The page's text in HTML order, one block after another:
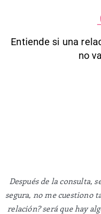
Entiende si una
no
Después de la consulta,
segura, no me cuestiono
relación? será que hay